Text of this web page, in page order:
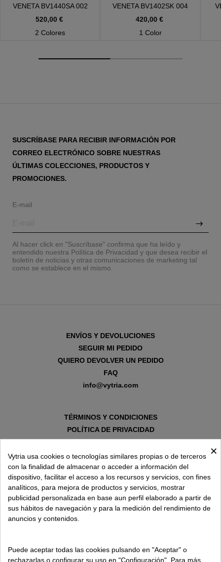
VENETA BV1440SA 002
520,00 €
2 Colores
VENETA BV1402SK 004
420,00 €
1 Color
SUSCRÍBASE PARA RECIBIR INFORMACIÓN POR
CORREO ELECTRÓNICO SOBRE NUESTRAS
ÚLTIMAS COLECCIONES, PRODUCTOS Y
PROMOCIONES.
E-mail
Al hacer click en "Suscríbase" confirma que ha leído y
entendido nuestra Política de Privacidad y que desea recibir el
boletín de noticias y otras comunicaciones de marketing tal
como se establece en el mismo.
ENVÍOS Y DEVOLUCIONES
SEGUIR MI PEDIDO
QUIERO DEVOLVER UN PEDIDO
FAQ
info@vytria.com
TÉRMINOS Y CONDICIONES
POLÍTICA DE PRIVACIDAD
AVISO LEGAL
POLÍTICA DE COOKIES
SOBRE VYTRIA
×
Vytria usa cookies o tecnologías similares propias o de terceros
con la finalidad de almacenar o acceder a información del
dispositivo, facilitar el acceso a los recursos y servicios, con fines
analíticos, para mejora de productos y servicios, mostrar
publicidad personalizada en base aun perfil elaborado a partir de
sus hábitos de navegación y para la medición del rendimiento de
anuncios y contenidos.
Puede aceptar todas las cookies pulsando en "Aceptar" o
rechazarlas o configurar su uso en "Configuración". Para más